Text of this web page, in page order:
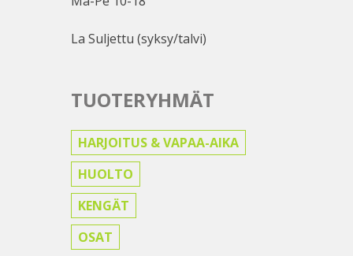
La Suljettu (syksy/talvi)
TUOTERYHMÄT
HARJOITUS & VAPAA-AIKA
HUOLTO
KENGÄT
OSAT